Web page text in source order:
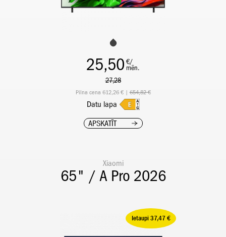
25,50 €/
mēn.
27,28
Pilna cena 612,26 € |654,82 €
Datu lapa
APSKATĪT
Xiaomi
65" / A Pro 2026
Ietaupi 37,47 €